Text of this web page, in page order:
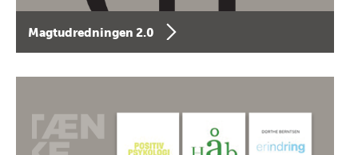
Magtudredningen 2.0